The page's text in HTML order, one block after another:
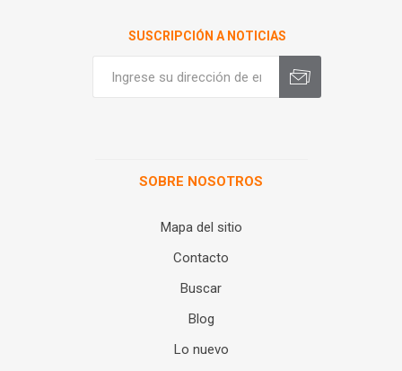
SUSCRIPCIÓN A NOTICIAS
SOBRE NOSOTROS
Mapa del sitio
Contacto
Buscar
Blog
Lo nuevo